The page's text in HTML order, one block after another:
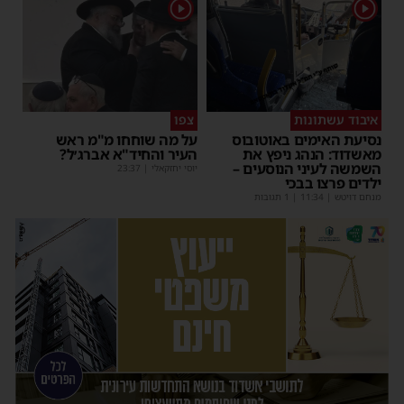
איבוד עשתונות
נסיעת האימים באוטובוס
מאשדוד: הנהג ניפץ את
השמשה לעיני הנוסעים –
ילדים פרצו בבכי
מנחם דויטש 11:34
צפו
על מה שוחחו מ"מ ראש
העיר והחיד"א אברג׳ל?
יוסי יחזקאלי 23:37